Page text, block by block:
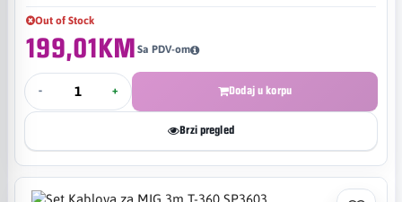
Out of Stock
199,01KM Sa PDV-om
- + Dodaj u korpu
Brzi pregled